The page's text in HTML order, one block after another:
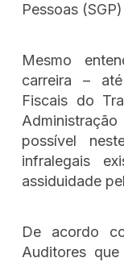
Pessoas
Mesmo
carreira –
Fiscais do
possível
infralegais
assiduidade
De acordo
Auditores